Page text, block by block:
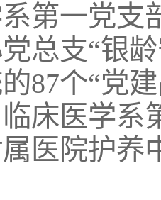
第一党支
总支“银
87个“党
床医学系
医院护养